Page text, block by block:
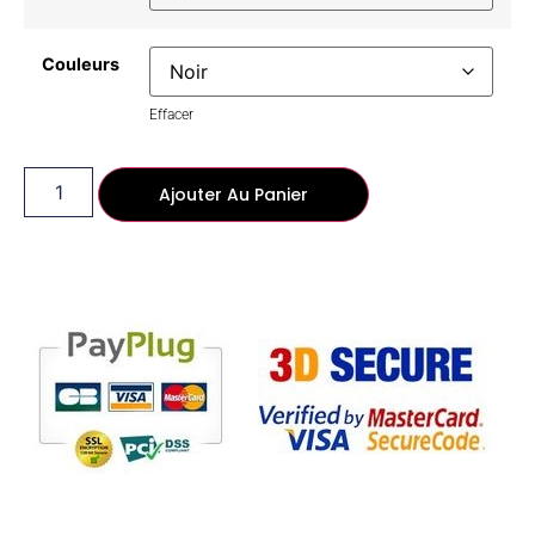
Couleurs
Effacer
Ajouter Au Panier